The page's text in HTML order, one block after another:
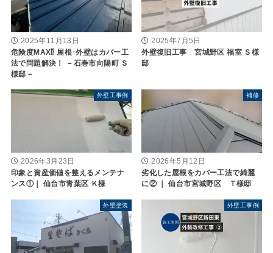
2025年11月13日
危険度MAX⁉ 屋根･外壁はカバー工
法で問題解決！ －石巻市向陽町 Ｓ
様邸－
2025年7月5日
外壁復旧工事 宮城野区 福室 Ｓ様
邸
外壁工事例
2026年3月23日
印象と資産価値を整えるメンテナ
ンス①｜ 仙台市青葉区 Ｋ様
補修
2026年5月12日
劣化した屋根をカバー工法で綺麗
に② ｜ 仙台市宮城野区 Ｔ様邸
外壁塗装 外壁工事例